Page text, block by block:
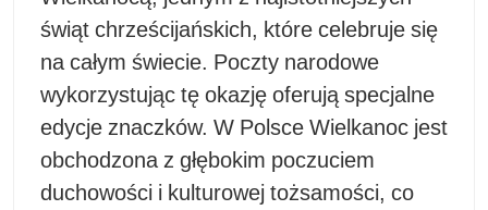
świąt chrześcijańskich, które celebruje się
na całym świecie. Poczty narodowe
wykorzystując tę okazję oferują specjalne
edycje znaczków. W Polsce Wielkanoc jest
obchodzona z głębokim poczuciem
duchowości i kulturowej tożsamości, co